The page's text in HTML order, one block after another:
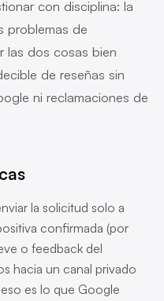
con disciplina: la
problemas de
las dos cosas bien
de reseñas sin
ni reclamaciones de
la solicitud solo a
confirmada (por
o feedback del
hacia un canal privado
es lo que Google